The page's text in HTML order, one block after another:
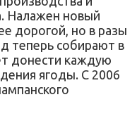
Налажен новый
дорогой, но в разы
теперь собирают в
донести каждую
ягоды. С 2006